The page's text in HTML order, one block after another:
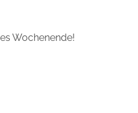
Wochenende!